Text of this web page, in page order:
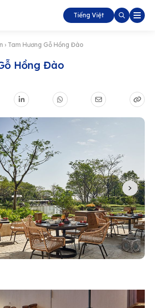
Tiếng Việt
› Tam Hương Gỗ Hồng Đào
Hồng Đào